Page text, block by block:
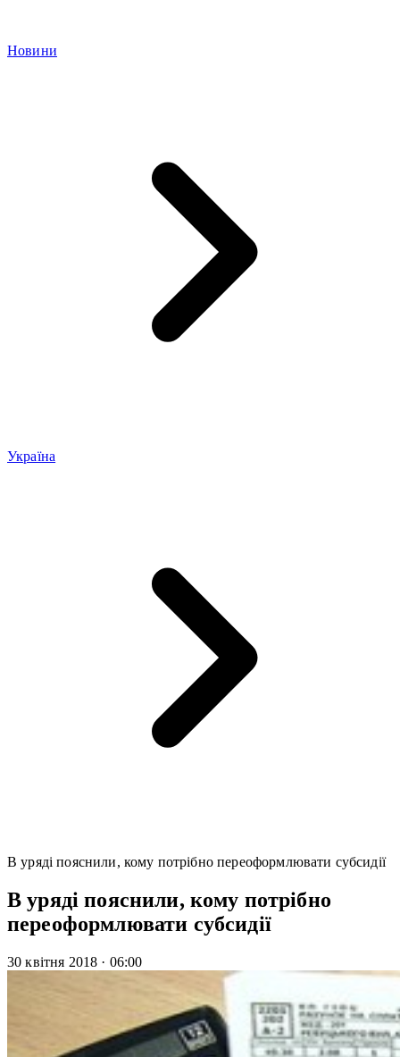
Новини
Україна
В уряді пояснили, кому потрібно переоформлювати субсидії
В уряді пояснили, кому потрібно
переоформлювати субсидії
30 квітня 2018 · 06:00